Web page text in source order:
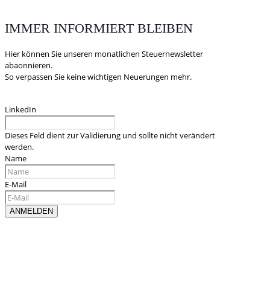
IMMER INFORMIERT BLEIBEN
Hier können Sie unseren monatlichen Steuernewsletter
abaonnieren.
So verpassen Sie keine wichtigen Neuerungen mehr.
LinkedIn
Dieses Feld dient zur Validierung und sollte nicht verändert
werden.
Name
E-Mail